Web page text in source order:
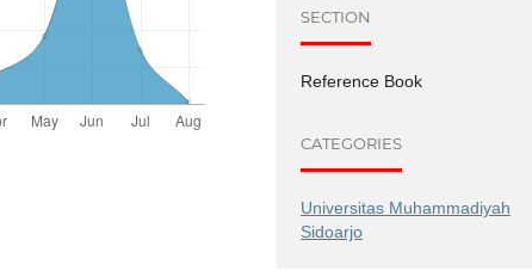
SECTION
Reference Book
CATEGORIES
Universitas Muhammadiyah
Sidoarjo